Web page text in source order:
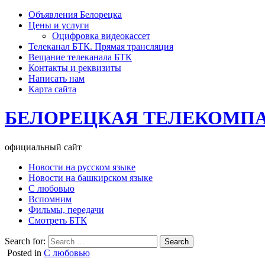
Объявления Белорецка
Цены и услуги
Оцифровка видеокассет
Телеканал БТК. Прямая трансляция
Вещание телеканала БТК
Контакты и реквизиты
Написать нам
Карта сайта
БЕЛОРЕЦКАЯ
официальный сайт
Новости на русском языке
Новости на башкирском языке
С любовью
Вспомним
Фильмы, передачи
Смотреть БТК
Search for:
Posted in С любовью